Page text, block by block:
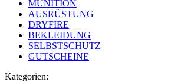
MUNITION
AUSRÜSTUNG
DRYFIRE
BEKLEIDUNG
SELBSTSCHUTZ
GUTSCHEINE
Kategorien: